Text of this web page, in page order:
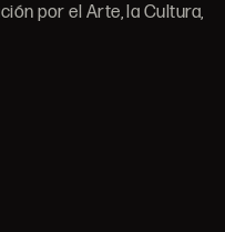
por el Arte, la Cultura,